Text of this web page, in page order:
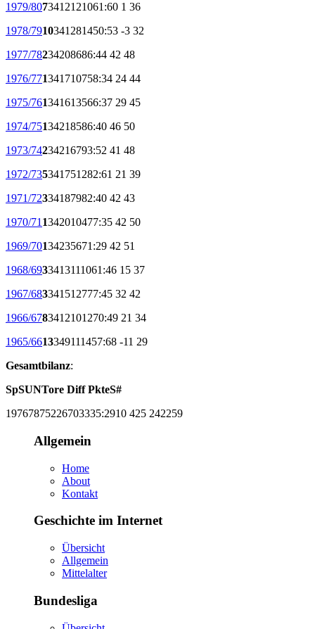
1979/8073412121061:60 1 36
1978/7910341281450:53 -3 32
1977/78234208686:44 42 48
1976/771341710758:34 24 44
1975/761341613566:37 29 45
1974/75134218586:40 46 50
1973/74234216793:52 41 48
1972/735341751282:61 21 39
1971/72334187982:40 42 43
1970/71 1342010477:35 42 50
1969/70134235671:29 42 51
1968/6933413111061:46 15 37
1967/683341512777:45 32 42
1966/6783412101270:49 21 34
1965/6613349111457:68 -11 29
Gesamtbilanz:
SpSUNTore Diff PkteS#
19767875226703335:2910 425 242259
Allgemein
Home
About
Kontakt
Geschichte im Internet
Übersicht
Allgemein
Mittelalter
Bundesliga